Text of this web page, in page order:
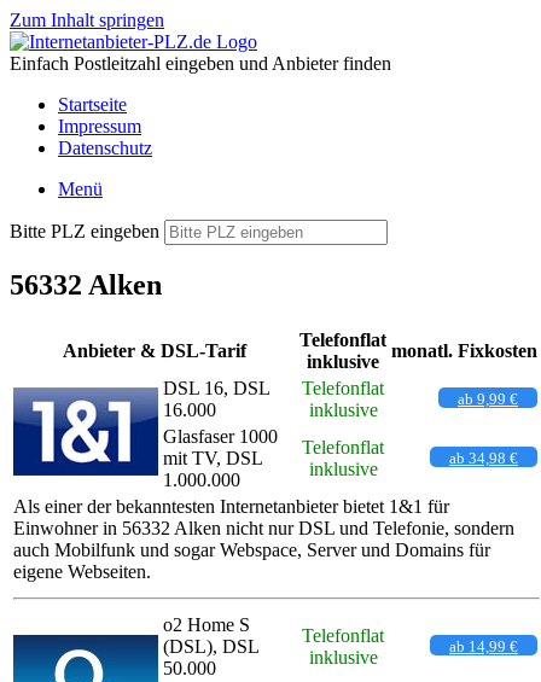
Zum Inhalt springen
Einfach Postleitzahl eingeben und Anbieter finden
Startseite
Impressum
Datenschutz
Menü
Bitte PLZ eingeben
56332 Alken
Anbieter & DSL-Tarif
Telefonflat
inklusive
monatl. Fixkosten
DSL 16, DSL
16.000
Telefonflat
inklusive
ab 9,99 €
Glasfaser 1000
mit TV, DSL
1.000.000
Telefonflat
inklusive
ab 34,98 €
Als einer der bekanntesten Internetanbieter bietet 1&1 für
Einwohner in 56332 Alken nicht nur DSL und Telefonie, sondern
auch Mobilfunk und sogar Webspace, Server und Domains für
eigene Webseiten.
o2 Home S
(DSL), DSL
50.000
Telefonflat
inklusive
ab 14,99 €